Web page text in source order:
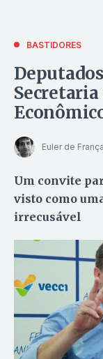
BASTIDORES
Euler de
Um convite
visto como
irrecusável